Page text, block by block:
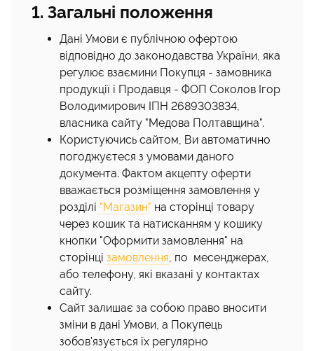
1. Загальні положення
Дані Умови є публічною офертою
відповідно до законодавства України, яка
регулює взаємини Покупця - замовника
продукції і Продавця - ФОП Соколов Ігор
Володимирович ІПН 2689303834,
власника сайту "Медова Полтавщина".
Користуючись сайтом, Ви автоматично
погоджуєтеся з умовами даного
документа. Фактом акцепту оферти
вважається розміщення замовлення у
розділі "Магазин" на сторінці товару
через кошик та натисканням у кошику
кнопки "Оформити замовлення" на
сторінці замовлення, по месенджерах,
або телефону, які вказані у контактах
сайту.
Сайт залишає за собою право вносити
зміни в дані Умови, а Покупець
зобов'язується їх регулярно